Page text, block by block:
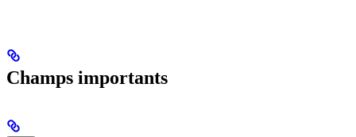
Champs importants